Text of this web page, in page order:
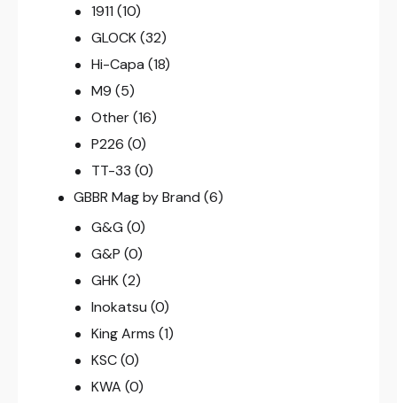
1911 (10)
GLOCK (32)
Hi-Capa (18)
M9 (5)
Other (16)
P226 (0)
TT-33 (0)
GBBR Mag by Brand (6)
G&G (0)
G&P (0)
GHK (2)
Inokatsu (0)
King Arms (1)
KSC (0)
KWA (0)